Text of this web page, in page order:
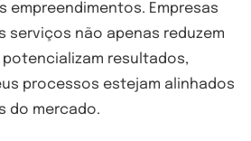
empreendimentos. Empresas
serviços não apenas reduzem
resultados,
processos estejam alinhados
do mercado.